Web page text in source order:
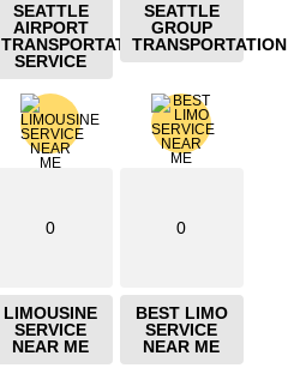
SEATTLE
AIRPORT
TRANSPORTATION
SERVICE
SEATTLE
GROUP
TRANSPORTATION
0
LIMOUSINE
SERVICE
NEAR ME
0
BEST LIMO
SERVICE
NEAR ME